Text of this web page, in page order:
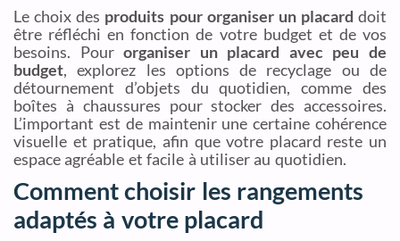
Le choix des produits pour organiser un placard doit
être réfléchi en fonction de votre budget et de vos
besoins. Pourorganiser un placard avec peu de
budget, explorez les options de recyclage ou de
détournement d’objets du quotidien, comme des
boîtes à chaussures pour stocker des accessoires.
L’important est de maintenir une certaine cohérence
visuelle et pratique, afin que votre placard reste un
espace agréable et facile à utiliser au quotidien.
Comment choisir les rangements
adaptés à votre placard